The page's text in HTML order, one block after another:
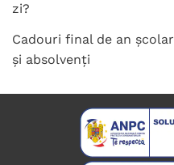
zi?
Cadouri final de an
și absolvenți